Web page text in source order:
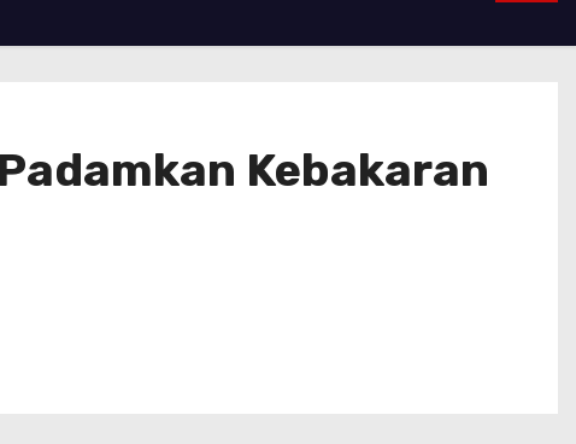
Kebakaran